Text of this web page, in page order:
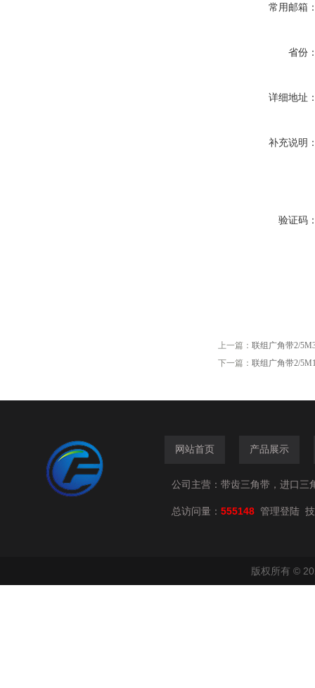
常用邮箱
省份
详细地址
补充说明
验证码
上一篇： 联组广角带2/
下一篇： 联组广角带2/
网站首页 产品展示
公司主营：带齿三角带，进口三
总访问量： 555148 管理登陆
版权所有 ©